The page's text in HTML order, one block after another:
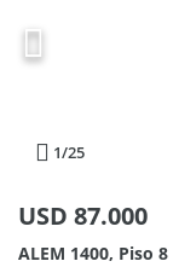
1/25
USD 87.000
ALEM 1400, Piso 8